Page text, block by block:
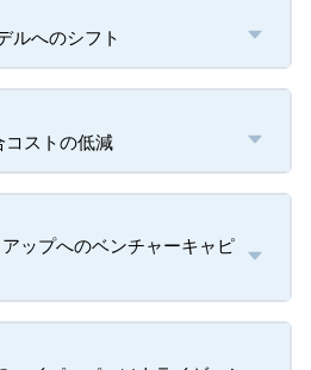
ルへのシフト
コストの低減
ップへのベンチャーキャピ